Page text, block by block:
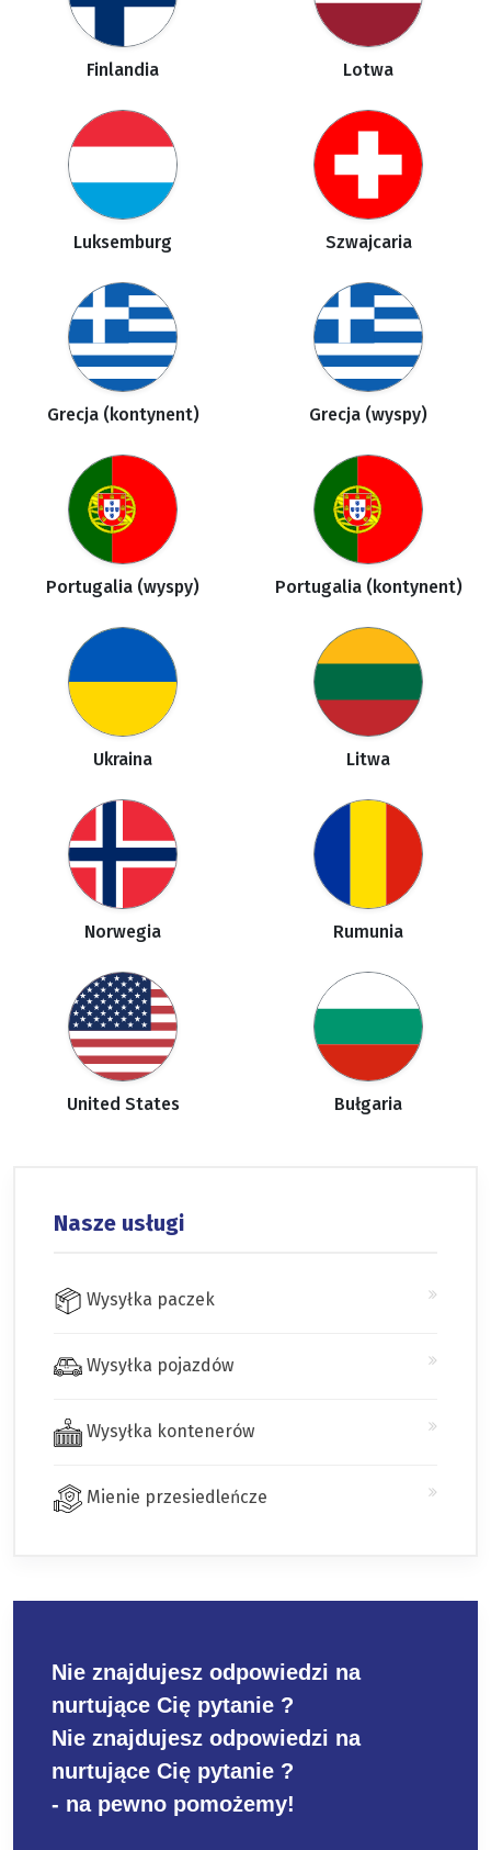
Finlandia Lotwa
Luksemburg Szwajcaria
Grecja (kontynent) Grecja (wyspy)
Portugalia (wyspy) Portugalia (kontynent)
Ukraina Litwa
Norwegia Rumunia
United States Bułgaria
Nasze usługi
Wysyłka paczek
Wysyłka pojazdów
Wysyłka kontenerów
Mienie przesiedleńcze
Nie znajdujesz odpowiedzi na
nurtujące Cię pytanie ?
Nie znajdujesz odpowiedzi na
nurtujące Cię pytanie ?
- na pewno pomożemy!